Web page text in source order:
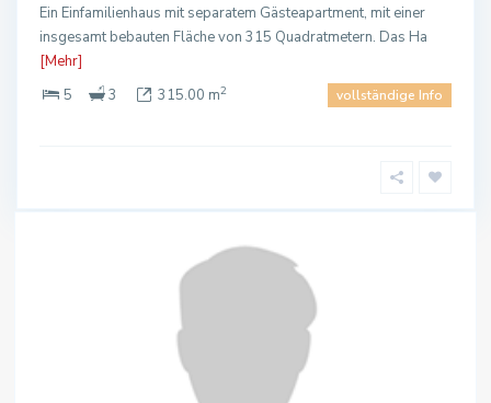
Ein Einfamilienhaus mit separatem Gästeapartment, mit einer
insgesamt bebauten Fläche von 315 Quadratmetern. Das Ha
[Mehr]
5
3 315.00 m2 vollständige Info